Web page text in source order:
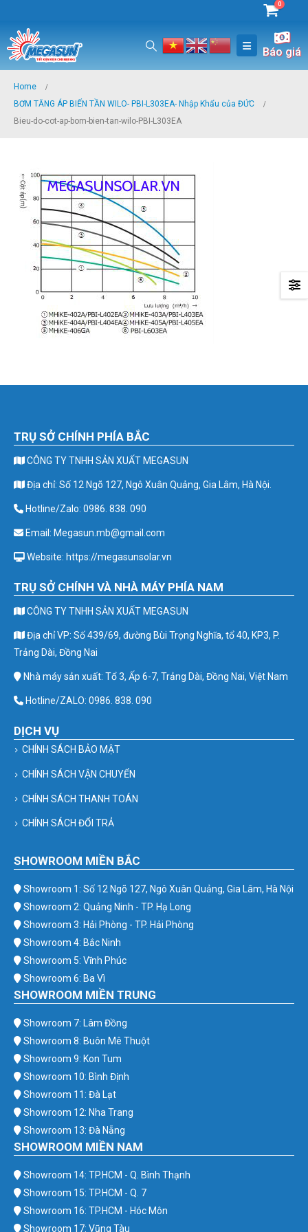
0
Báo giá
Home
BƠM TĂNG ÁP BIẾN TẦN WILO- PBI-L303EA- Nhập Khẩu của ĐỨC
Bieu-do-cot-ap-bom-bien-tan-wilo-PBI-L303EA
TRỤ SỞ CHÍNH PHÍA BẮC
CÔNG TY TNHH SẢN XUẤT MEGASUN
Địa chỉ: Số 12 Ngõ 127, Ngô Xuân Quảng, Gia Lâm, Hà Nội.
Hotline/Zalo: 0986. 838. 090
Email: Megasun.mb@gmail.com
Website: https://megasunsolar.vn
TRỤ SỞ CHÍNH VÀ NHÀ MÁY PHÍA NAM
CÔNG TY TNHH SẢN XUẤT MEGASUN
Địa chỉ VP: Số 439/69, đường Bùi Trọng Nghĩa, tổ 40, KP3, P.
Trảng Dài, Đồng Nai
Nhà máy sản xuất: Tổ 3, Ấp 6-7, Trảng Dài, Đồng Nai, Việt Nam
Hotline/ZALO: 0986. 838. 090
DỊCH VỤ
CHÍNH SÁCH BẢO MẬT
CHÍNH SÁCH VẬN CHUYỂN
CHÍNH SÁCH THANH TOÁN
CHÍNH SÁCH ĐỔI TRẢ
SHOWROOM MIỀN BẮC
Showroom 1: Số 12 Ngõ 127, Ngô Xuân Quảng, Gia Lâm, Hà Nội
Showroom 2: Quảng Ninh - TP. Hạ Long
Showroom 3: Hải Phòng - TP. Hải Phòng
Showroom 4: Bắc Ninh
Showroom 5: Vĩnh Phúc
Showroom 6: Ba Vì
SHOWROOM MIỀN TRUNG
Showroom 7: Lâm Đồng
Showroom 8: Buôn Mê Thuột
Showroom 9: Kon Tum
Showroom 10: Bình Định
Showroom 11: Đà Lạt
Showroom 12: Nha Trang
Showroom 13: Đà Nẵng
SHOWROOM MIỀN NAM
Showroom 14: TP.HCM - Q. Bình Thạnh
Showroom 15: TP.HCM - Q. 7
Showroom 16: TP.HCM - Hóc Môn
Showroom 17: Vũng Tàu